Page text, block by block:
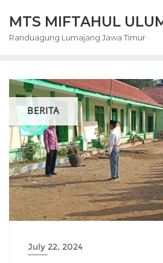
content
MTS MIFTAHUL
Randuagung Lumajang Jawa Timur
BERITA
July 22, 2024